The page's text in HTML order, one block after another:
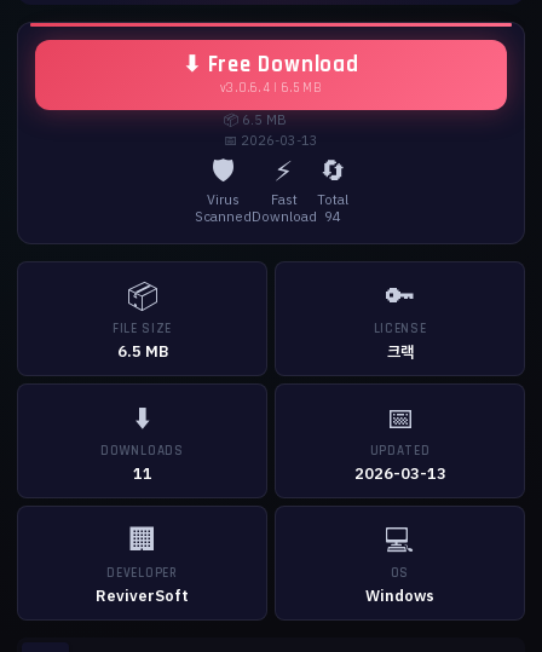
⬇ Free Download
v3.0.6.4 | 6.5 MB
📦 6.5 MB
📅 2026-03-13
🛡️
Virus
Scanned
⚡
Fast
Download
🔄
Total
94
📦
FILE SIZE
6.5 MB
🔑
LICENSE
크랙
⬇️
DOWNLOADS
11
📅
UPDATED
2026-03-13
🏢
DEVELOPER
ReviverSoft
💻
OS
Windows